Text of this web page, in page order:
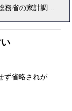
ず省略されが